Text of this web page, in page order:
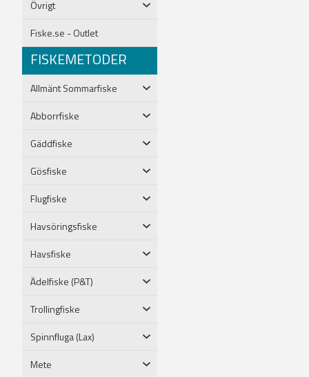
Övrigt
Fiske.se - Outlet
FISKEMETODER
Allmänt Sommarfiske
Abborrfiske
Gäddfiske
Gösfiske
Flugfiske
Havsöringsfiske
Havsfiske
Ädelfiske (P&T)
Trollingfiske
Spinnfluga (Lax)
Mete